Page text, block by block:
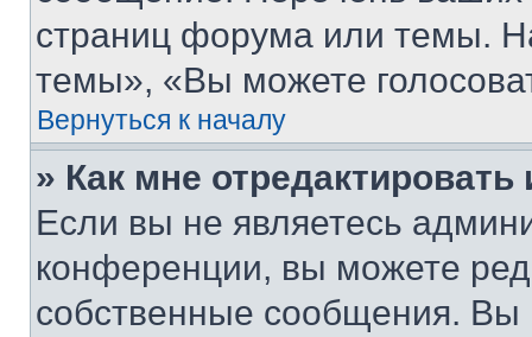
страниц форума или темы.
темы», «Вы можете
Вернуться к началу
» Как мне
Если вы не являетесь
конференции, вы можете
собственные сообщения. Вы